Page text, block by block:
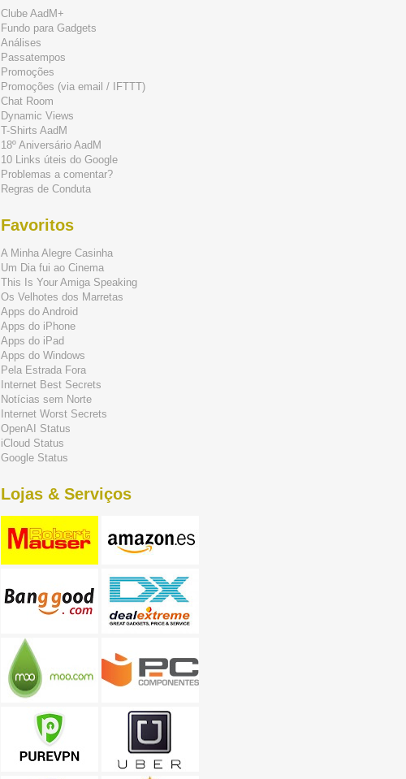
Clube AadM+
Fundo para Gadgets
Análises
Passatempos
Promoções
Promoções (via email / IFTTT)
Chat Room
Dynamic Views
T-Shirts AadM
18º Aniversário AadM
10 Links úteis do Google
Problemas a comentar?
Regras de Conduta
Favoritos
A Minha Alegre Casinha
Um Dia fui ao Cinema
This Is Your Amiga Speaking
Os Velhotes dos Marretas
Apps do Android
Apps do iPhone
Apps do iPad
Apps do Windows
Pela Estrada Fora
Internet Best Secrets
Notícias sem Norte
Internet Worst Secrets
OpenAI Status
iCloud Status
Google Status
Lojas & Serviços